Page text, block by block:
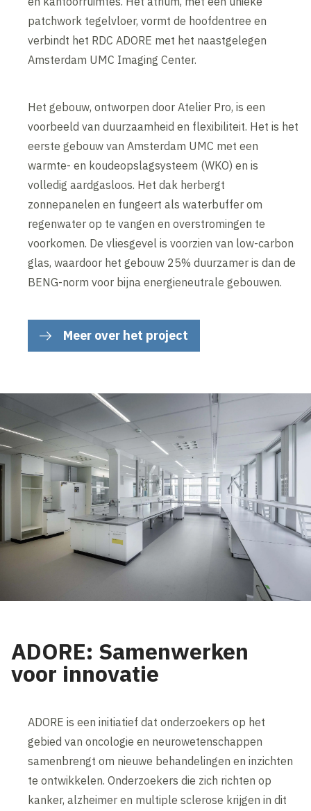
patchwork tegelvloer, vormt de hoofdentree en
verbindt het RDC ADORE met het naastgelegen
Amsterdam UMC Imaging Center.
Het gebouw, ontworpen door Atelier Pro, is een
voorbeeld van duurzaamheid en flexibiliteit. Het is het
eerste gebouw van Amsterdam UMC met een
warmte- en koudeopslagsysteem (WKO) en is
volledig aardgasloos. Het dak herbergt
zonnepanelen en fungeert als waterbuffer om
regenwater op te vangen en overstromingen te
voorkomen. De vliesgevel is voorzien van low-carbon
glas, waardoor het gebouw 25% duurzamer is dan de
BENG-norm voor bijna energieneutrale gebouwen.
Meer over het project
ADORE: Samenwerken
voor innovatie
ADORE is een initiatief dat onderzoekers op het
gebied van oncologie en neurowetenschappen
samenbrengt om nieuwe behandelingen en inzichten
te ontwikkelen. Onderzoekers die zich richten op
kanker, alzheimer en multiple sclerose krijgen in dit